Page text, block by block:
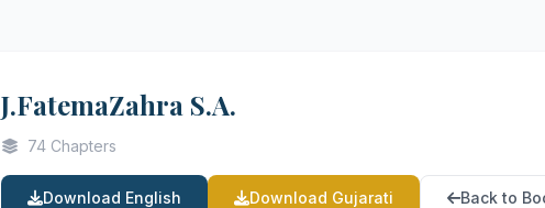
J.FatemaZahra S.A.
74 Chapters
Download English Download Gujarati Back to